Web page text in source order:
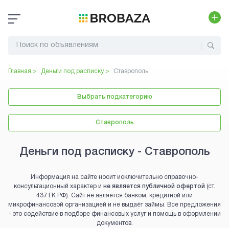
Главная > Деньги под расписку > Ставрополь
Выбрать подкатегорию
Ставрополь
Деньги под расписку - Ставрополь
Информация на сайте носит исключительно справочно-
консультационный характер и не является публичной офертой (ст.
437 ГК РФ). Сайт не является банком, кредитной или
микрофинансовой организацией и не выдаёт займы. Все предложения
- это содействие в подборе финансовых услуг и помощь в оформлении
документов.